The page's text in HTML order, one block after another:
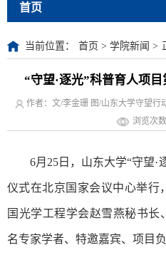
首页
当前位置： 首页 > 学院新闻 >
“守望·逐光”科普育人项
作者：文/李金珊 图/山东大学守望行
浏览次数
6月25日，山东大学“守望·
仪式在北京国家会议中心举行
国光学工程学会赵雪燕秘书长
名专家学者、特邀嘉宾、项目